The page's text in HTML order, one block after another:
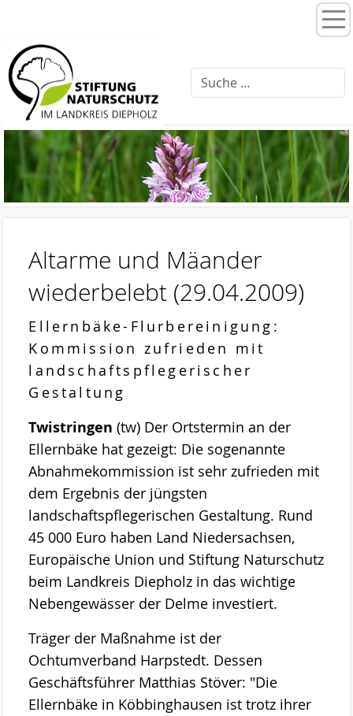
Home
Stiftungsprogramme
Moorentwicklung 3.0
Schlattprogramm
Fließgewässerrenaturierung
Ellernbäke
Brammer Bach
Feuchtwiesenpflege
Artenschutz
Stemweder Berg
Obstwiese „Auf den Bröken“
Sortenliste/Pflanzplan
Entwicklung von Obstwiesen in NW-
Heideentwicklung
Schulexkursionen
Projektdokumentation
Wildblumenprogramm
Veröffentlichungen
Naturschätze im Landkreis Diepholz
Fliegende Edelsteine
Altarme und Mäander
wiederbelebt (29.04.2009)
Ellernbäke-Flurbereinigung:
Kommission zufrieden mit
landschaftspflegerischer
Gestaltung
Twistringen(tw) Der Ortstermin an der
Ellernbäke hat gezeigt: Die sogenannte
Abnahmekommission ist sehr zufrieden mit
dem Ergebnis der jüngsten
landschaftspflegerischen Gestaltung. Rund
45 000 Euro haben Land Niedersachsen,
Europäische Union und Stiftung Naturschutz
beim Landkreis Diepholz in das wichtige
Nebengewässer der Delme investiert.
Träger der Maßnahme ist der
Ochtumverband Harpstedt. Dessen
Geschäftsführer Matthias Stöver: "Die
Ellernbäke in Köbbinghausen ist trotz ihrer